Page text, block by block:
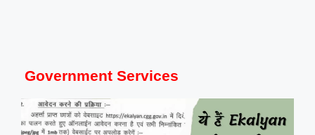
Government Services